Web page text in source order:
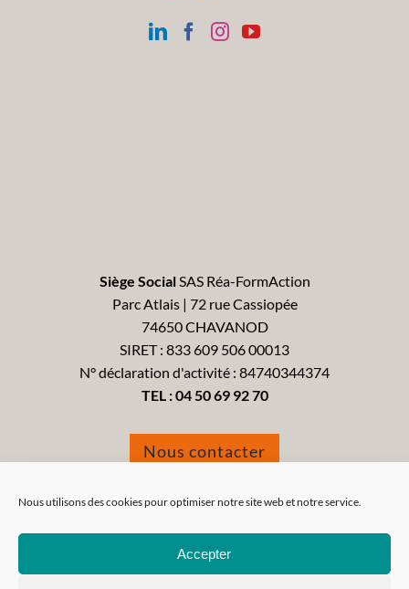
Nous utilisons des cookies pour optimiser notre site web et notre service.
Accepter
Siège SocialSAS Réa-FormAction
Parc Atlais | 72 rue Cassiopée
74650 CHAVANOD
SIRET : 833 609 506 00013
N° déclaration d'activité : 84740344374
TEL :04 50 69 92 70
Nous contacter